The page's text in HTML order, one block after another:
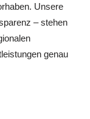
Unsere
– stehen
genau